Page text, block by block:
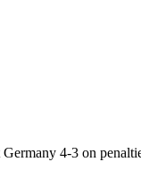
4-3 on